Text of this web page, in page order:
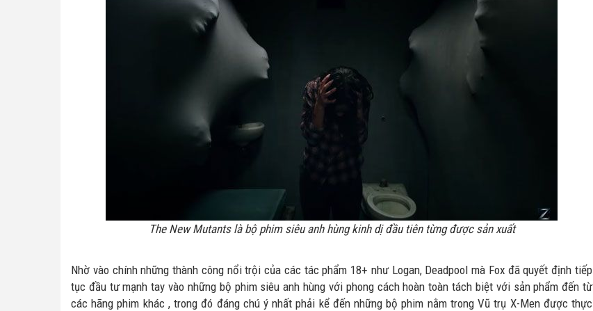
The New Mutants là bộ phim siêu anh hùng kinh dị đầu tiên từng được sản xuất
Nhờ vào chính những thành công nổi trội của các tác phẩm 18+ như Logan, Deadpool mà Fox đã quyết định tiếp
tục đầu tư mạnh tay vào những bộ phim siêu anh hùng với phong cách hoàn toàn tách biệt với sản phẩm đến từ
các hãng phim khác , trong đó đáng chú ý nhất phải kể đến những bộ phim nằm trong Vũ trụ X-Men được thực